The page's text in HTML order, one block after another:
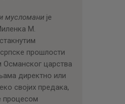
мусломаније
М.
прошлости
Османског царства
директно или
својих предака,
процесом